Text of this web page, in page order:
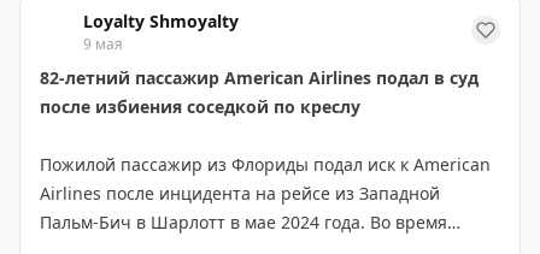
Loyalty Shmoyalty
9 мая
82-летний пассажир American Airlines подал в суд
после избиения соседкой по креслу
Пожилой пассажир из Флориды подал иск к American
Airlines после инцидента на рейсе из Западной
Пальм-Бич в Шарлотт в мае 2024 года. Во время